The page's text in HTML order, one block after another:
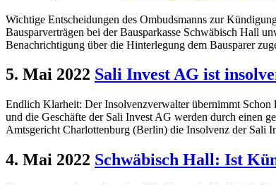
Wichtige Entscheidungen des Ombudsmanns zur
Bausparverträgen bei der Bausparkasse Schwäbisch Hall
Benachrichtigung über die Hinterlegung dem Bausparer
5. Mai 2022 Sali Invest AG ist
Endlich Klarheit: Der Insolvenzverwalter übernimmt
und die Geschäfte der Sali Invest AG werden durch einen
Amtsgericht Charlottenburg (Berlin) die Insolvenz der Sali
4. Mai 2022 Schwäbisch Hall: Ist